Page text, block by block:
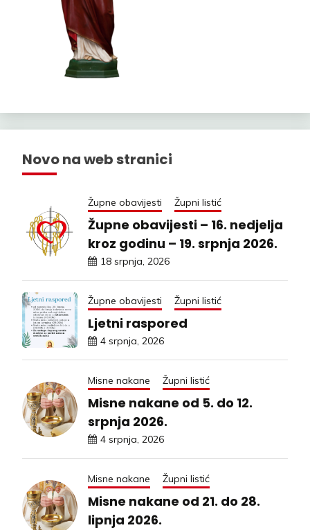
Novo na web stranici
Župne obavijesti Župni listić
Župne obavijesti – 16. nedjelja
kroz godinu – 19. srpnja 2026.
18 srpnja, 2026
Župne obavijesti Župni listić
Ljetni raspored
4 srpnja, 2026
Misne nakane Župni listić
Misne nakane od 5. do 12.
srpnja 2026.
4 srpnja, 2026
Misne nakane Župni listić
Misne nakane od 21. do 28.
lipnja 2026.